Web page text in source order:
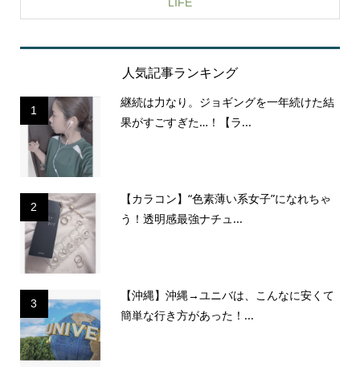
人気記事ランキング
1
継続は力なり。ジョギングを一年続けた結
果がすごすぎた…！【ラ...
2
【カラコン】“色素薄い系女子”になれちゃ
う！透明感最強ナチュ...
3
【沖縄】沖縄→ユニバは、こんなに安くて
簡単な行き方があった！...